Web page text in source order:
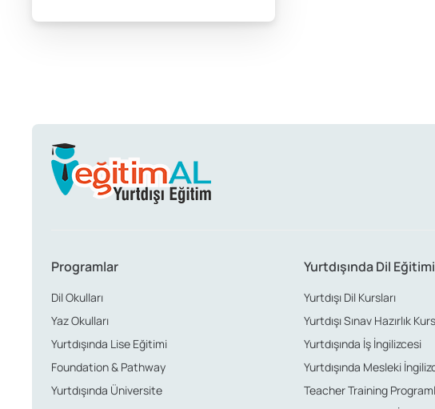
Programlar
Dil Okulları
Yaz Okulları
Yurtdışında Lise Eğitimi
Foundation & Pathway
Yurtdışında Üniversite
Yurtdışında Dil Eğitimi
Yurtdışı Dil Kursları
Yurtdışı Sınav Hazırlık
Yurtdışında İş İngilizcesi
Yurtdışında Mesleki
Teacher Training